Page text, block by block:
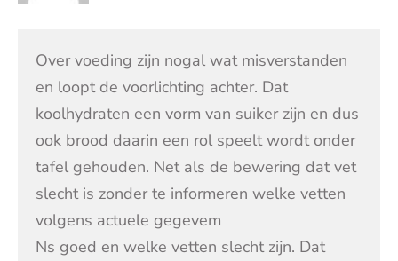
Over voeding zijn nogal wat misverstanden
en loopt de voorlichting achter. Dat
koolhydraten een vorm van suiker zijn en dus
ook brood daarin een rol speelt wordt onder
tafel gehouden. Net als de bewering dat vet
slecht is zonder te informeren welke vetten
volgens actuele gegevem
Ns goed en welke vetten slecht zijn. Dat